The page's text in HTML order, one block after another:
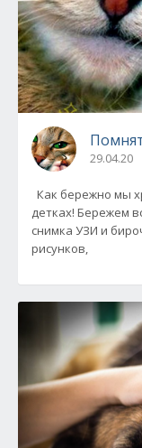
29.04.20
Как бережно мы
детках! Бережем
снимка УЗИ и
рисунков,